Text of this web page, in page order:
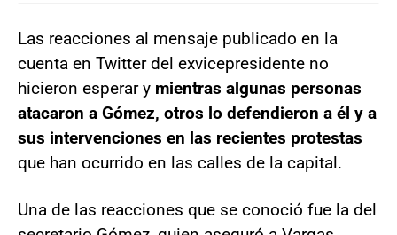
Las reacciones al mensaje publicado en la
cuenta en Twitter del exvicepresidente no
hicieron esperar y mientras algunas personas
atacaron a Gómez, otros lo defendieron a él y a
sus intervenciones en las recientes protestas
que han ocurrido en las calles de la capital.
Una de las reacciones que se conoció fue la del